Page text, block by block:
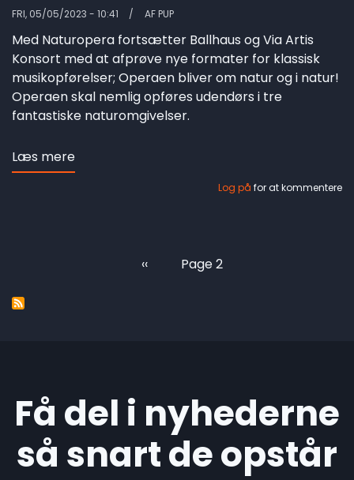
FRI, 05/05/2023 - 10:41 AFPUP
Med Naturopera fortsætter Ballhaus og Via Artis
Konsort med at afprøve nye formater for klassisk
musikopførelser; Operaen bliver om natur og i natur!
Operaen skal nemlig opføres udendørs i tre
fantastiske naturomgivelser.
Læs mere
Log på for at kommentere
Previous
‹‹ Page 2
Få del i nyhederne
så snart de opstår